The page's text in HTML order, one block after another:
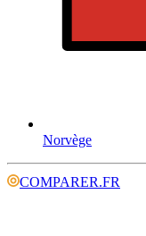
Norvège
COMPARER.FR